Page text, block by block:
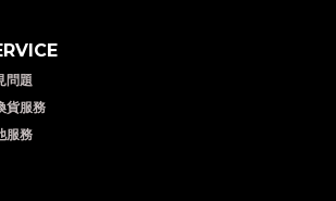
問題
貨服務
服務